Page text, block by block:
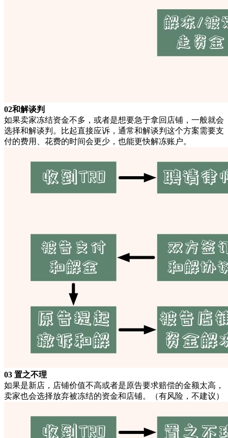
02和解谈判
如果卖家冻结资金不多，或者是想要急于拿回店铺，一般就会
选择和解谈判。比起直接应诉，通常和解谈判这个方案需要支
付的费用、花费的时间会更少，也能更快解冻账户。
03 置之不理
如果是新店，店铺价值不高或者是原告要求赔偿的金额太高，
卖家也会选择放弃被冻结的资金和店铺。（有风险，不建议）